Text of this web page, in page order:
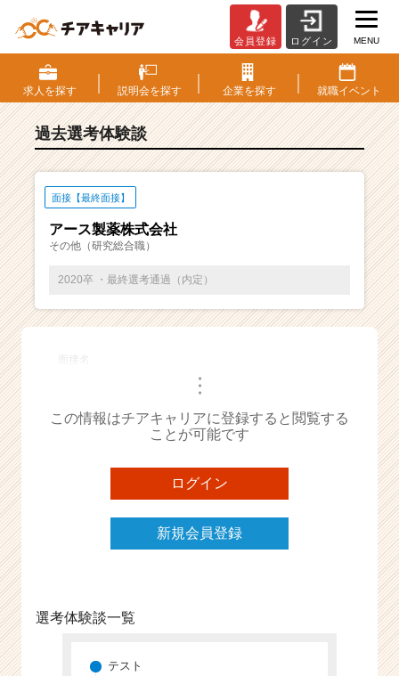
S・
選
考
験
ベ
ン
チ
ー・
成
ら
ス
ト
が
届
く
会員登録 ログイン MENU
求人を探す 説明会を探す 企業を探す 就職イベント
過去選考体験談
面接【最終面接】
アース製薬株式会社
その他（研究総合職）
2020卒 ・最終選考通過（内定）
面接名
・・・
この情報はチアキャリアに登録すると閲覧する
ことが可能です
ログイン
新規会員登録
選考体験談一覧
テスト